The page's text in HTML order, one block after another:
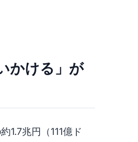
かける」が
1.7兆円（111億ド